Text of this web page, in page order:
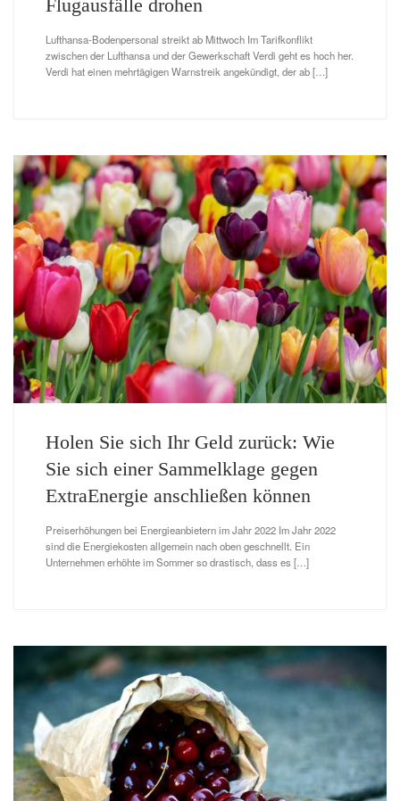
Flugausfälle drohen
Lufthansa-Bodenpersonal streikt ab Mittwoch Im Tarifkonflikt
zwischen der Lufthansa und der Gewerkschaft Verdi geht es hoch her.
Verdi hat einen mehrtägigen Warnstreik angekündigt, der ab […]
Holen Sie sich Ihr Geld zurück: Wie
Sie sich einer Sammelklage gegen
ExtraEnergie anschließen können
Preiserhöhungen bei Energieanbietern im Jahr 2022 Im Jahr 2022
sind die Energiekosten allgemein nach oben geschnellt. Ein
Unternehmen erhöhte im Sommer so drastisch, dass es […]